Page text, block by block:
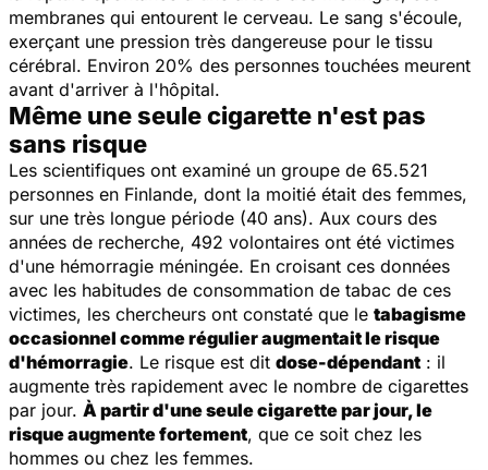
membranes qui entourent le cerveau. Le sang s'écoule,
exerçant une pression très dangereuse pour le tissu
cérébral. Environ 20% des personnes touchées meurent
avant d'arriver à l'hôpital.
Même une seule cigarette n'est pas
sans risque
Les scientifiques ont examiné un groupe de 65.521
personnes en Finlande, dont la moitié était des femmes,
sur une très longue période (40 ans). Aux cours des
années de recherche, 492 volontaires ont été victimes
d'une hémorragie méningée. En croisant ces données
avec les habitudes de consommation de tabac de ces
victimes, les chercheurs ont constaté que le tabagisme
occasionnel comme régulier augmentait le risque
d'hémorragie. Le risque est dit dose-dépendant : il
augmente très rapidement avec le nombre de cigarettes
par jour. À partir d'une seule cigarette par jour, le
risque augmente fortement, que ce soit chez les
hommes ou chez les femmes.